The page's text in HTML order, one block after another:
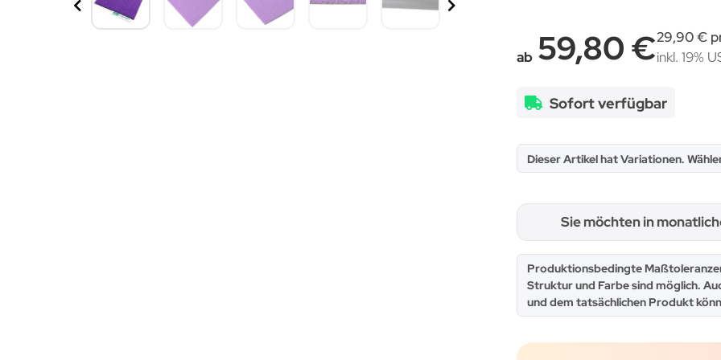
ab 59,80 €29,90 €
inkl. 19%
Sofort verfügbar
x
Dieser Artikel hat Variationen.
Sie möchten in
x
Produktionsbedingte
Struktur und Farbe sind möglich.
und dem tatsächlichen Produkt